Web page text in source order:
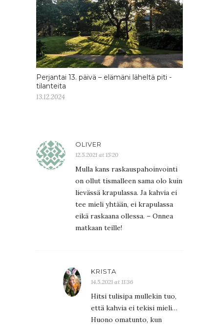
Perjantai 13. päivä – elämäni läheltä piti -
tilanteita
13.12.2024
OLIVER
12.5.2021 at 15:20
Mulla kans raskauspahoinvointi
on ollut tismalleen sama olo kuin
lievässä krapulassa. Ja kahvia ei
tee mieli yhtään, ei krapulassa
eikä raskaana ollessa. – Onnea
matkaan teille!
KRISTA
14.5.2021 at 11:36
Hitsi tulisipa mullekin tuo,
että kahvia ei tekisi mieli…
Huono omatunto, kun